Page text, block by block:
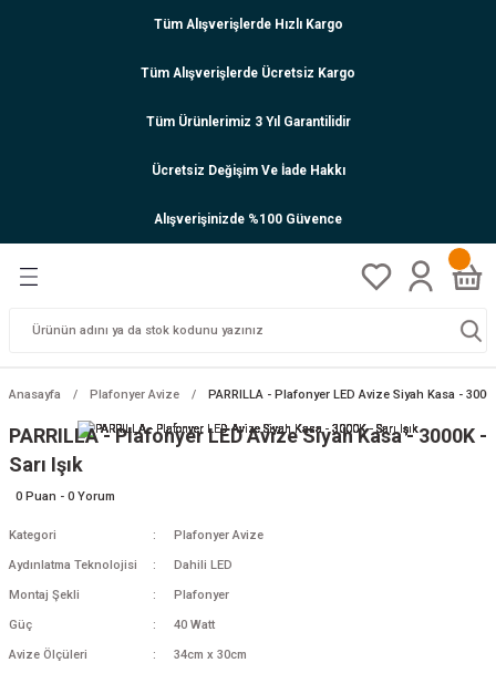
Tüm Alışverişlerde Hızlı Kargo
Tüm Alışverişlerde Ücretsiz Kargo
Tüm Ürünlerimiz 3 Yıl Garantilidir
Ücretsiz Değişim Ve İade Hakkı
Alışverişinizde %100 Güvence
Anasayfa Plafonyer Avize PARRILLA - Plafonyer LED Avize Siyah Kasa -
PARRILLA - Plafonyer LED Avize Siyah Kasa - 3000K -
Sarı Işık
0 Puan - 0 Yorum
Kategori Plafonyer Avize
Aydınlatma Teknolojisi Dahili LED
Montaj Şekli Plafonyer
Güç 40 Watt
Avize Ölçüleri 34cm x 30cm